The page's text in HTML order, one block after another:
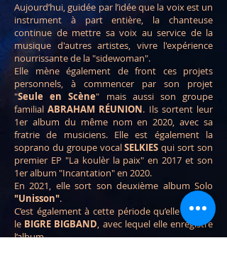
Aujourd’hui, guidée par l’idée que la voix est un
instrument à part entière, la chanteuse
continue de mettre sa voix au service de la
musique d'autres artistes, vivre l'expérience
nourrissante de la "sidewoman".
Elle mène également de front ces projets
personnels, à commencer par son projet
"Seule en Scène" mais aussi son groupe
familialABRAHAM RÉUNION. Ils sortent leur
1er album du même nom en 2020, avec sa
fratrie de musiciens. Elle est également la
soprano du groupe vocalSELKIES qui sort son
premier EP "La koulèr la paix" en 2017 et son
1er album "Incantation" en 2020.
En 2021, elle sort son deuxième album Solo
"Unisson".
C’est également à cette période qu’elle intègre
le BIGRE BIGBAND, avec lequel elle enregistre
l’album